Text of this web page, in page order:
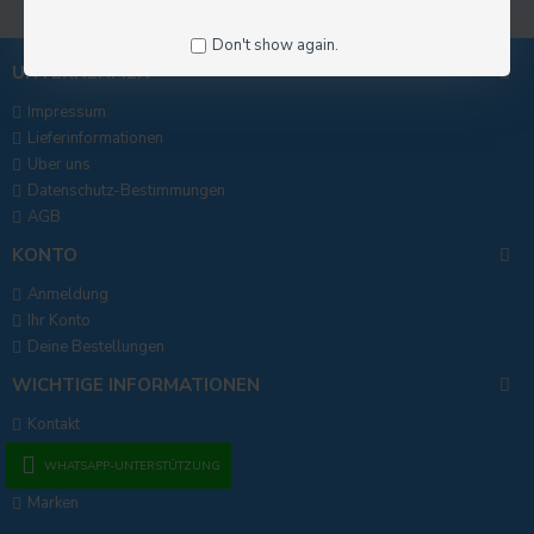
Don't show again.
WHATSAPP-UNTERSTÜTZUNG
UNTERNEHMEN
Impressum
Lieferinformationen
Uber uns
Datenschutz-Bestimmungen
AGB
KONTO
Anmeldung
Ihr Konto
Deine Bestellungen
WICHTIGE INFORMATIONEN
Kontakt
Seitenverzeichnis
Marken